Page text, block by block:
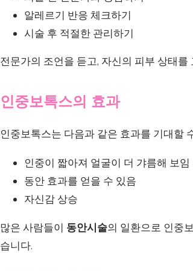
알레르기 반응 체크하기
시술 후 적절한 관리하기
전문가의 조언을 듣고, 자신의 피부 상태
인중보톡스의 효과
인중보톡스는 다음과 같은 효과를 기대할
인중이 짧아져 얼굴이 더 갸름해 보임
동안 효과를 얻을 수 있음
자신감 상승
많은 사람들이 동안시술의 일환으로 인중
습니다.